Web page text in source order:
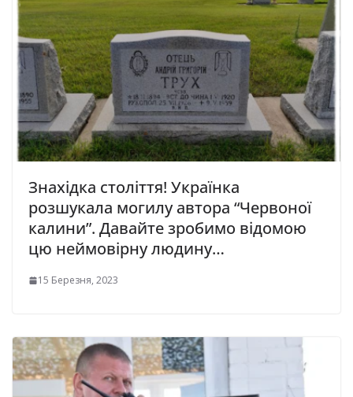
Знахідка століття! Укpаїнка
розшукала могилу автора “Чеpвоної
калини”. Давайте зробимо відомою
цю неймовірну людину…
15 Березня, 2023